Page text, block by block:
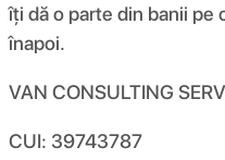
îți dă o parte din banii pe
înapoi.
VAN CONSULTING
CUI: 39743787